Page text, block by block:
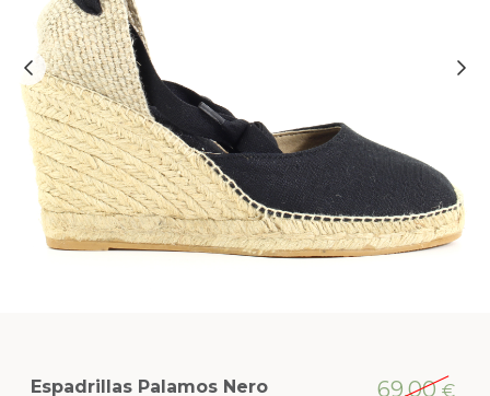
Espadrillas Palamos Nero 69,00€